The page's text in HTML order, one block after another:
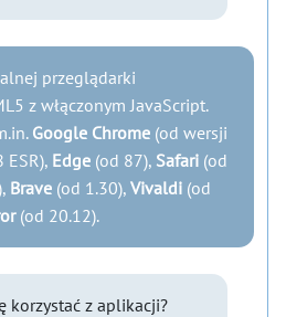
przeglądarki
z włączonym JavaScript.
Google Chrome (od wersji
Edge (od 87), Safari (od
Brave (od 1.30), Vivaldi (od
(od 20.12).
korzystać z aplikacji?